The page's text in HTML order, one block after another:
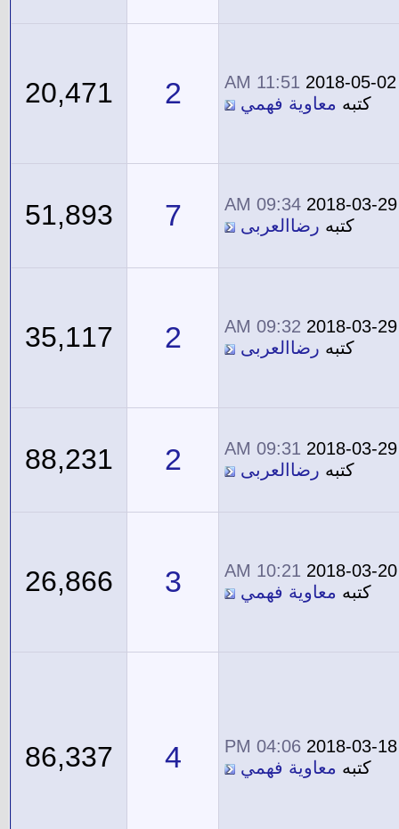
2018-05-02
11:51 AM
كتبه معاوية فهمي 2
20,471
2018-03-29
09:34 AM
كتبه رضاالعربى 7
51,893
2018-03-29
09:32 AM
كتبه رضاالعربى 2
35,117
2018-03-29
09:31 AM
كتبه رضاالعربى 2
88,231
2018-03-20
10:21 AM
كتبه معاوية فهمي 3
26,866
2018-03-18
04:06 PM
كتبه معاوية فهمي 4
86,337